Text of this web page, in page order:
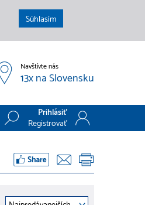
Súhlasím
Navštívte nás
13x na Slovensku
Prihlásiť
Registrovať
Registrovať